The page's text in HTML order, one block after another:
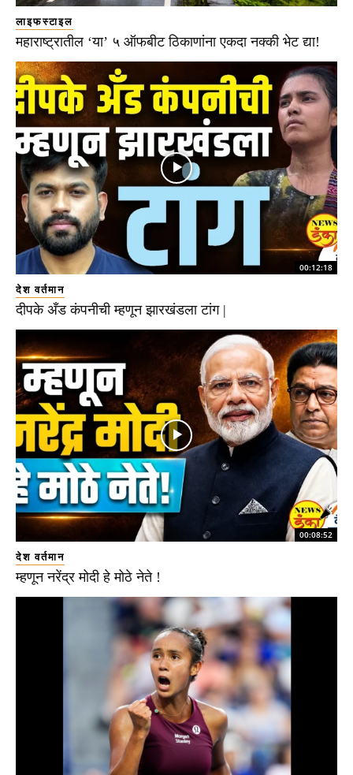
लाइफस्टाइल
महाराष्ट्रातील ‘या’ ५ ऑफबीट ठिकाणांना एकदा नक्की भेट द्या!
00:12:18
देश वर्तमान
दीपके अँड कंपनीची म्हणून झारखंडला टांग |
00:08:52
देश वर्तमान
म्हणून नरेंद्र मोदी हे मोठे नेते !